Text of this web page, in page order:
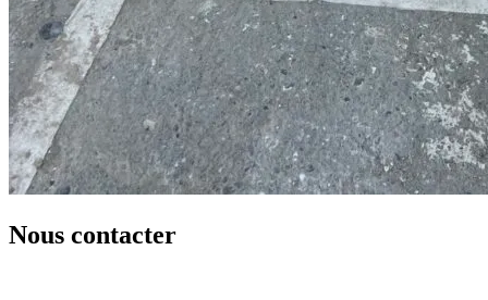
Nous contacter